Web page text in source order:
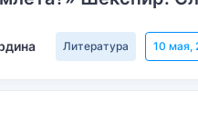
Литература 10 мая,